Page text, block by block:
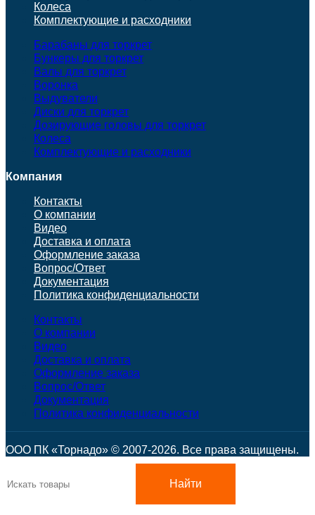
Колеса
Комплектующие и расходники
Барабаны для торкрет
Бункеры для торкрет
Валы для торкрет
Воронка
Выдуватели
Диски для торкрет
Дозирующие головы для торкрет
Колеса
Комплектующие и расходники
Компания
Контакты
О компании
Видео
Доставка и оплата
Оформление заказа
Вопрос/Ответ
Документация
Политика конфиденциальности
Контакты
О компании
Видео
Доставка и оплата
Оформление заказа
Вопрос/Ответ
Документация
Политика конфиденциальности
ООО ПК «Торнадо» © 2007-2026. Все права защищены.
Найти